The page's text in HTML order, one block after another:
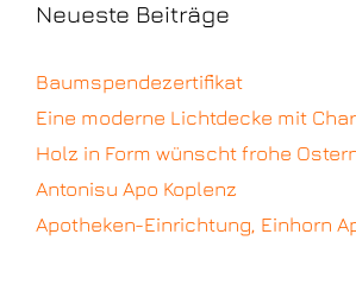
Neueste Beiträge
Baumspendezertifikat
Eine moderne Lichtdecke mit
Holz in Form wünscht frohe
Antonisu Apo Koplenz
Apotheken-Einrichtung, Einhorn